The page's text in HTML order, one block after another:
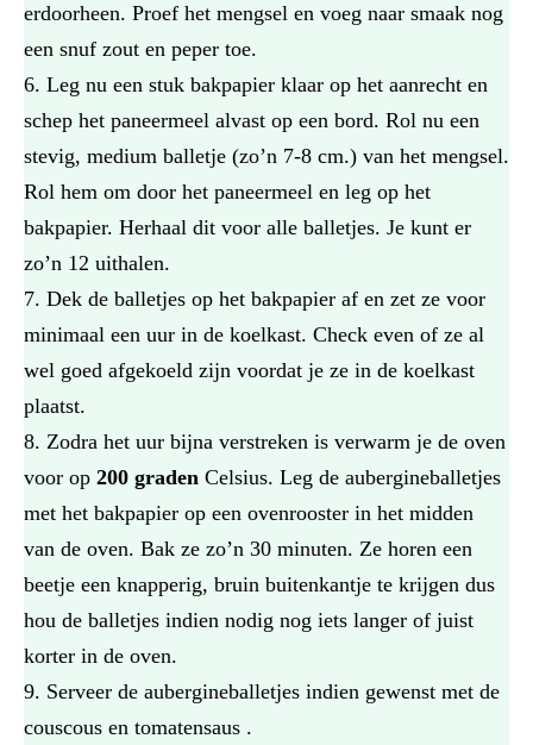
erdoorheen. Proef het mengsel en voeg naar smaak nog
een snuf zout en peper toe.
Leg nu een stuk bakpapier klaar op het aanrecht en
schep het paneermeel alvast op een bord. Rol nu een
stevig, medium balletje (zo’n 7-8 cm.) van het mengsel.
Rol hem om door het paneermeel en leg op het
bakpapier. Herhaal dit voor alle balletjes. Je kunt er
zo’n 12 uithalen.
Dek de balletjes op het bakpapier af en zet ze voor
minimaal een uur in de koelkast. Check even of ze al
wel goed afgekoeld zijn voordat je ze in de koelkast
plaatst.
Zodra het uur bijna verstreken is verwarm je de oven
voor op 200 graden Celsius. Leg de aubergineballetjes
met het bakpapier op een ovenrooster in het midden
van de oven. Bak ze zo’n 30 minuten. Ze horen een
beetje een knapperig, bruin buitenkantje te krijgen dus
hou de balletjes indien nodig nog iets langer of juist
korter in de oven.
Serveer de aubergineballetjes indien gewenst met de
couscous en tomatensaus .